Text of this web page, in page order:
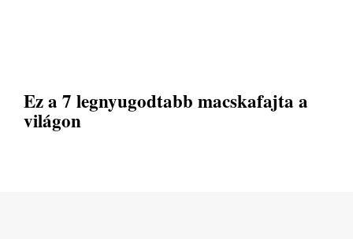
Ez a 7 legnyugodtabb macskafajta a
világon